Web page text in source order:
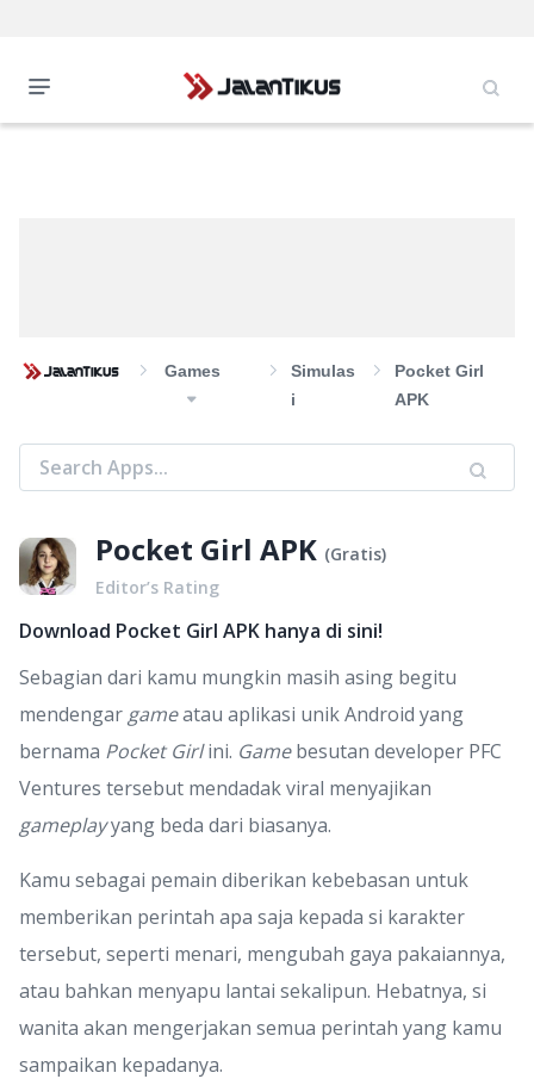
Games
Simulas
I
Pocket Girl
APK
Pocket Girl APK (Gratis)
Editor’s Rating
Download Pocket Girl APK hanya di sini!
Sebagian dari kamu mungkin masih asing begitu
mendengar gameatau aplikasi unik Android yang
bernama Pocket Girlini. Gamebesutan developer PFC
Ventures tersebut mendadak viral menyajikan
gameplayyang beda dari biasanya.
Kamu sebagai pemain diberikan kebebasan untuk
memberikan perintah apa saja kepada si karakter
tersebut, seperti menari, mengubah gaya pakaiannya,
atau bahkan menyapu lantai sekalipun. Hebatnya, si
wanita akan mengerjakan semua perintah yang kamu
sampaikan kepadanya.